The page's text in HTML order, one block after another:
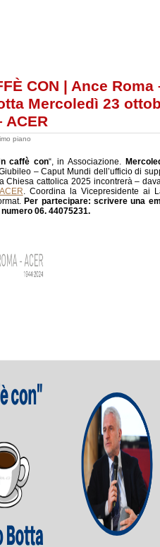
CON | Ance Roma
Mercoledì 23
ACER
piano
caffè con“, in Associazione.
– Caput Mundi dell’ufficio di
Chiesa cattolica 2025 incontrerà –
. Coordina la Vicepresidente ai
Per partecipare: scrivere una
06. 44075231.